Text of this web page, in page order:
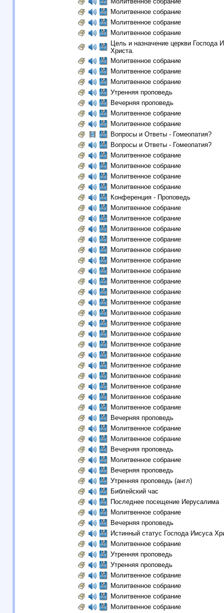
Молитвенное собрание
Молитвенное собрание
Молитвенное собрание
Цель и назначение церкви Господа
Христа.
Молитвенное собрание
Молитвенное собрание
Молитвенное собрание
Утренняя проповедь
Вечерняя проповедь
Молитвенное собрание
Молитвенное собрание
Вопросы и Ответы - Гомеопатия?
Вопросы и Ответы - Гомеопатия?
Молитвенное собрание
Молитвенное собрание
Молитвенное собрание
Молитвенное собрание
Конференция - Проповедь
Молитвенное собрание
Молитвенное собрание
Молитвенное собрание
Молитвенное собрание
Молитвенное собрание
Молитвенное собрание
Молитвенное собрание
Молитвенное собрание
Молитвенное собрание
Молитвенное собрание
Молитвенное собрание
Молитвенное собрание
Молитвенное собрание
Молитвенное собрание
Молитвенное собрание
Молитвенное собрание
Молитвенное собрание
Молитвенное собрание
Молитвенное собрание
Молитвенное собрание
Вечерняя проповедь
Молитвенное собрание
Молитвенное собрание
Вечерняя проповедь
Молитвенное собрание
Вечерняя проповедь
Утренняя проповедь (англ)
Библейский час
Последнее посещение Иерусалима
Молитвенное собрание
Вечерняя проповедь
Истинный статус Господа Иисуса
Молитвенное собрание
Утренняя проповедь
Утренняя проповедь
Молитвенное собрание
Молитвенное собрание
Молитвенное собрание
Молитвенное собрание